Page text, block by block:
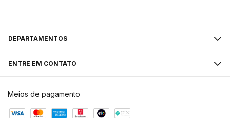
DEPARTAMENTOS
ENTRE EM CONTATO
Meios de pagamento